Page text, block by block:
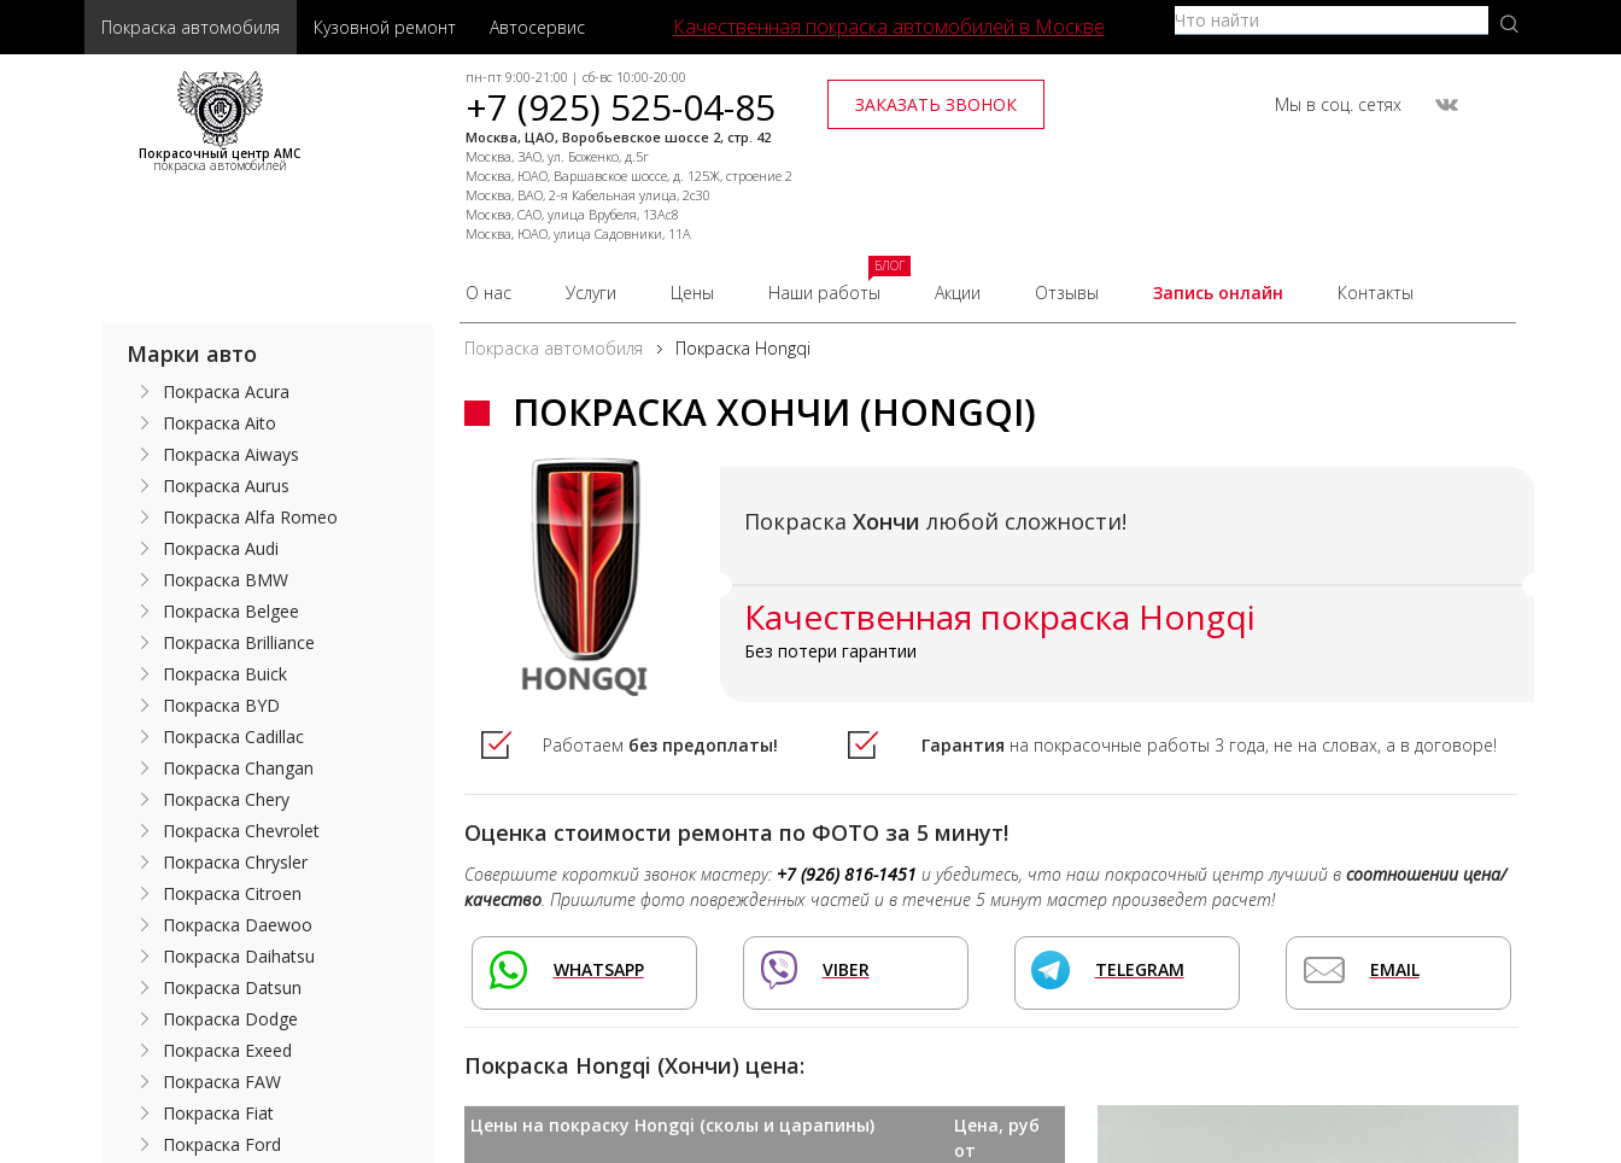
Покраска автомобиля Кузовной ремонт Автосервис Качественная покраска автомобилей в Москве
Покрасочный центр АМС
покраска автомобилей
пн-пт 9:00-21:00 | сб-вс 10:00-20:00
+7 (925) 525-04-85
Москва, ЦАО, Воробьевское шоссе 2, стр. 42
Москва, ЗАО, ул. Боженко, д.5г
Москва, ЮАО, Варшавское шоссе, д. 125Ж, строение 2
Москва, ВАО, 2-я Кабельная улица, 2с30
Москва, САО, улица Врубеля, 13Ас8
Москва, ЮАО, улица Садовники, 11А
ЗАКАЗАТЬ ЗВОНОК Мы в соц. сетях
О нас Услуги Цены Наши работы
БЛОГ
Акции Отзывы Запись онлайн Контакты
Покраска автомобиля Покраска Hongqi
ПОКРАСКА ХОНЧИ (HONGQI)
Покраска Хончи любой сложности!
Качественная покраска Hongqi
Без потери гарантии
Работаем без предоплаты! Гарантия на покрасочные работы 3 года, не на словах, а в договоре!
Оценка стоимости ремонта по ФОТО за 5 минут!
Совершите короткий звонок мастеру: +7 (926) 816-1451 и убедитесь, что наш покрасочный центр лучший всоотношении цена/
качество . Пришлите фото поврежденных частей и в течение 5 минут мастер произведет расчет!
WHATSAPP VIBER TELEGRAM EMAIL
Покраска Hongqi (Хончи) цена:
Цены на покраску Hongqi (сколы и царапины)
Цена, руб
от
Марки авто
Покраска Acura
Покраска Aito
Покраска Aiways
Покраска Aurus
Покраска Alfa Romeo
Покраска Audi
Покраска BMW
Покраска Belgee
Покраска Brilliance
Покраска Buick
Покраска BYD
Покраска Cadillac
Покраска Changan
Покраска Chery
Покраска Chevrolet
Покраска Chrysler
Покраска Citroen
Покраска Daewoo
Покраска Daihatsu
Покраска Datsun
Покраска Dodge
Покраска Exeed
Покраска FAW
Покраска Fiat
Покраска Ford